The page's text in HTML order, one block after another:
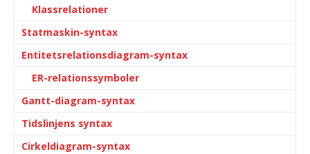
Klassrelationer
Statmaskin-syntax
Entitetsrelationsdiagram-syntax
ER-relationssymboler
Gantt-diagram-syntax
Tidslinjens syntax
Cirkeldiagram-syntax